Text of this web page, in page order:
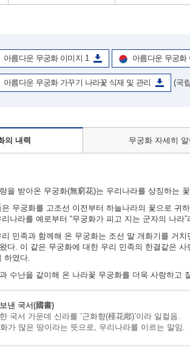
아름다운 무궁화 이미지 1 아름다운 무궁화
아름다운 무궁화 가꾸기 나라꽃 식재 및 관리 (국
의 내력 무궁화 자세히 알
을 받아온 무궁화(無窮花)는 우리나라를 상징하는
무궁화를 고조선 이전부터 하늘나라의 꽃으로 귀
나라를 예로부터 “무궁화가 피고 지는 군자의 나라”
민족과 함께해 온 무궁화는 조선 말 개화기를 거
다. 이 같은 무궁화에 대한 우리 민족의 한결같은
하였다.
수난을 같이해 온 나라꽃 무궁화를 더욱 사랑하고
낸 국서(國書)
국서 가운데 신라를 ‘근화향(槿花鄕)’이라 일컬음.
가 많은 땅이라는 뜻으로, 우리나라를 이르는 말임.